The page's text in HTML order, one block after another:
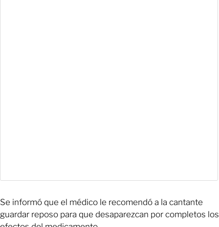
Se informó que el médico le recomendó a la cantante
guardar reposo para que desaparezcan por completos los